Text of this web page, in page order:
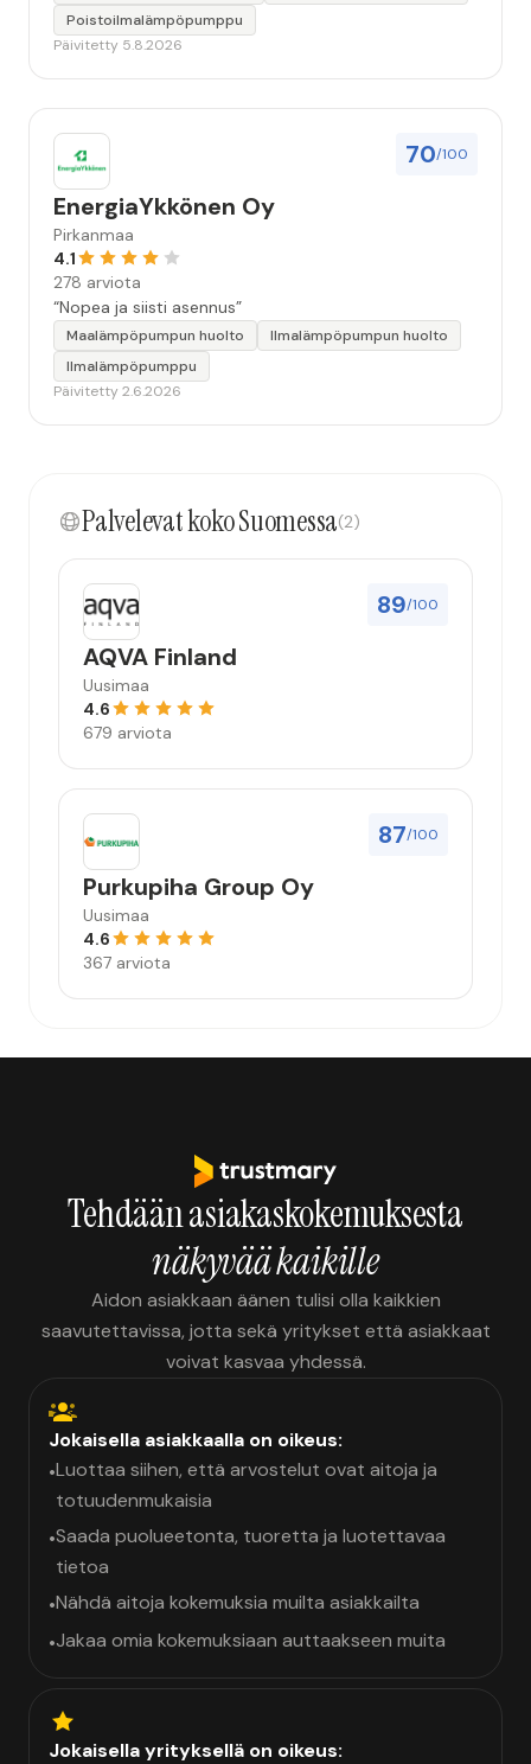
Poistoilmalämpöpumppu
Päivitetty 5.8.2026
70/100
EnergiaYkkönen Oy
Pirkanmaa
4.1
278 arviota
“Nopea ja siisti asennus”
Maalämpöpumpun huolto
Ilmalämpöpumpun huolto
Ilmalämpöpumppu
Päivitetty 2.6.2026
Palvelevat koko Suomessa(2)
89/100
AQVA Finland
Uusimaa
4.6
679 arviota
87/100
Purkupiha Group Oy
Uusimaa
4.6
367 arviota
Tehdään asiakaskokemuksesta
näkyvää kaikille
Aidon asiakkaan äänen tulisi olla kaikkien
saavutettavissa, jotta sekä yritykset että asiakkaat
voivat kasvaa yhdessä.
Jokaisella asiakkaalla on oikeus:
•Luottaa siihen, että arvostelut ovat aitoja ja
totuudenmukaisia
•Saada puolueetonta, tuoretta ja luotettavaa
tietoa
•Nähdä aitoja kokemuksia muilta asiakkailta
•Jakaa omia kokemuksiaan auttaakseen muita
Jokaisella yrityksellä on oikeus: